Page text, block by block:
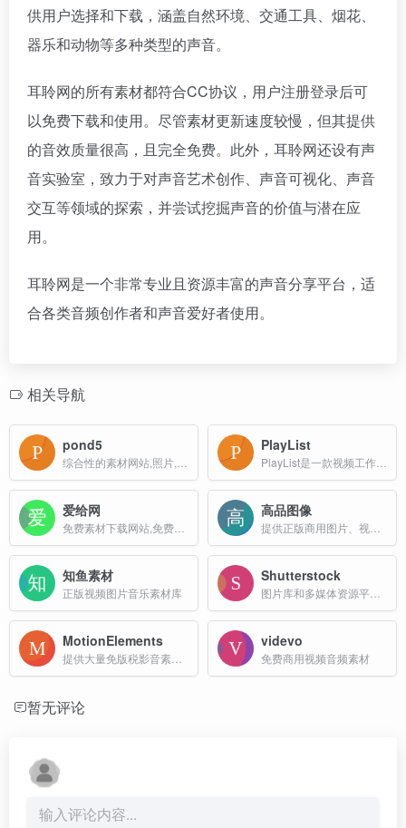
供用户选择和下载，涵盖自然环境、交通工具、烟花、
器乐和动物等多种类型的声音。
耳聆网的所有素材都符合CC协议，用户注册登录后可
以免费下载和使用。尽管素材更新速度较慢，但其提供
的音效质量很高，且完全免费。此外，耳聆网还设有声
音实验室，致力于对声音艺术创作、声音可视化、声音
交互等领域的探索，并尝试挖掘声音的价值与潜在应
用。
耳聆网是一个非常专业且资源丰富的声音分享平台，适
合各类音频创作者和声音爱好者使用。
相关导航
pond5 PlayList
爱给网 高品图像
知鱼素材
正版视频图片音乐素材库
Shutterstock
MotionElements videvo
免费商用视频音频素材
暂无评论